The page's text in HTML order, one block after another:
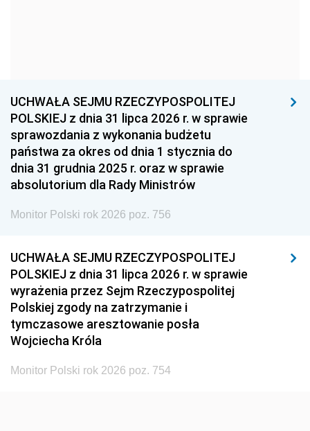
1939 1938 1937
1936 1930
UCHWAŁA SEJMU RZECZYPOSPOLITEJ
POLSKIEJ z dnia 31 lipca 2026 r. w sprawie
sprawozdania z wykonania budżetu
państwa za okres od dnia 1 stycznia do
dnia 31 grudnia 2025 r. oraz w sprawie
absolutorium dla Rady Ministrów
Monitor Polski rok 2026 poz. 756
UCHWAŁA SEJMU RZECZYPOSPOLITEJ
POLSKIEJ z dnia 31 lipca 2026 r. w sprawie
wyrażenia przez Sejm Rzeczypospolitej
Polskiej zgody na zatrzymanie i
tymczasowe aresztowanie posła
Wojciecha Króla
Monitor Polski rok 2026 poz. 754